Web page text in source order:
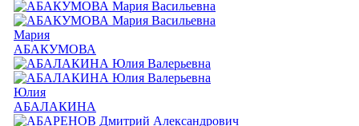
Мария
АБАКУМОВА
Юлия
АБАЛАКИНА